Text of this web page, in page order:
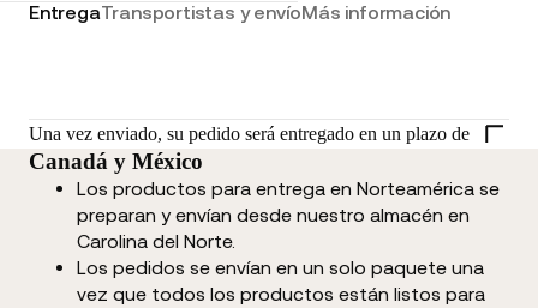
EntregaTransportistas y envíoMás información
Una vez enviado, su pedido será entregado en un plazo de
Canadá y México
Los productos para entrega en Norteamérica se
preparan y envían desde nuestro almacén en
Carolina del Norte.
Los pedidos se envían en un solo paquete una
vez que todos los productos están listos para